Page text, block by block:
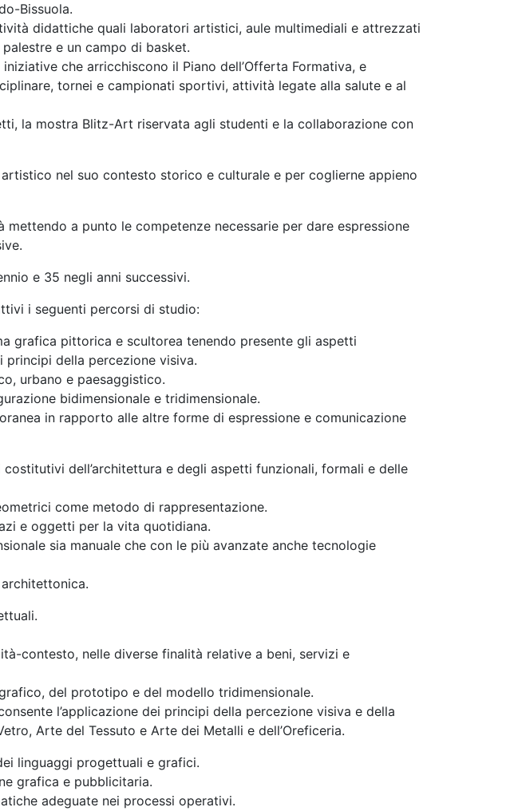
Bissuola.
didattiche quali laboratori artistici, aule multimediali e attrezzati
e un campo di basket.
che arricchiscono il Piano dell’Offerta Formativa, e
tornei e campionati sportivi, attività legate alla salute e al
la mostra Blitz-Art riservata agli studenti e la collaborazione con
nel suo contesto storico e culturale e per coglierne appieno
a punto le competenze necessarie per dare espressione
e 35 negli anni successivi.
i seguenti percorsi di studio:
grafica pittorica e scultorea tenendo presente gli aspetti
principi della percezione visiva.
urbano e paesaggistico.
bidimensionale e tridimensionale.
in rapporto alle altre forme di espressione e comunicazione
dell’architettura e degli aspetti funzionali, formali e delle
come metodo di rappresentazione.
e oggetti per la vita quotidiana.
sia manuale che con le più avanzate anche tecnologie
contesto, nelle diverse finalità relative a beni, servizi e
del prototipo e del modello tridimensionale.
l’applicazione dei principi della percezione visiva e della
Arte del Tessuto e Arte dei Metalli e dell’Oreficeria.
linguaggi progettuali e grafici.
grafica e pubblicitaria.
adeguate nei processi operativi.